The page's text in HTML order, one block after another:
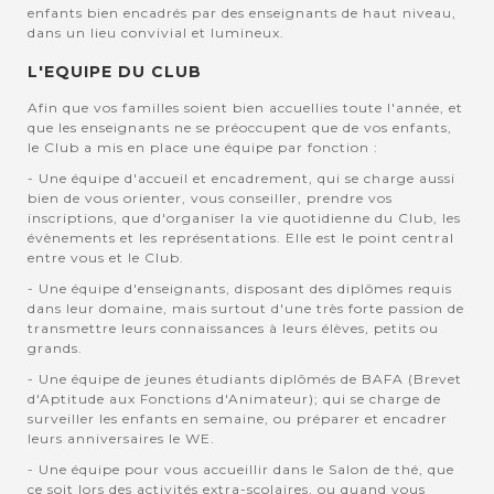
enfants bien encadrés par des enseignants de haut niveau,
dans un lieu convivial et lumineux.
L'EQUIPE DU CLUB
Afin que vos familles soient bien accuellies toute l'année, et
que les enseignants ne se préoccupent que de vos enfants,
le Club a mis en place une équipe par fonction :
- Une équipe d'accueil et encadrement, qui se charge aussi
bien de vous orienter, vous conseiller, prendre vos
inscriptions, que d'organiser la vie quotidienne du Club, les
évènements et les représentations. Elle est le point central
entre vous et le Club.
- Une équipe d'enseignants, disposant des diplômes requis
dans leur domaine, mais surtout d'une très forte passion de
transmettre leurs connaissances à leurs élèves, petits ou
grands.
- Une équipe de jeunes étudiants diplômés de BAFA (Brevet
d'Aptitude aux Fonctions d'Animateur); qui se charge de
surveiller les enfants en semaine, ou préparer et encadrer
leurs anniversaires le WE.
- Une équipe pour vous accueillir dans le Salon de thé, que
ce soit lors des activités extra-scolaires, ou quand vous